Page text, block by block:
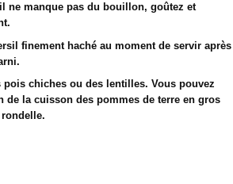
ne manque pas du bouillon, goûtez et
finement haché au moment de servir après
chiches ou des lentilles. Vous pouvez
de la cuisson des pommes de terre en gros